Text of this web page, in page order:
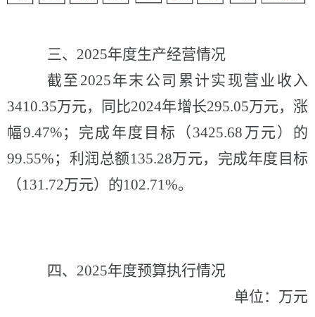
三、 2025年度生产经营情况
截至 2025年末公司累计实现营业收入
3410.35万元，同比2024年增长295.05万元，涨
幅9.47%； 完成年度目标（ 3425.68万元）的
99.55%； 利润总额135.28万元，完成年度目标
（131.72万元）的102.71%。
四、 2025年度预算执行情况
单位：万元